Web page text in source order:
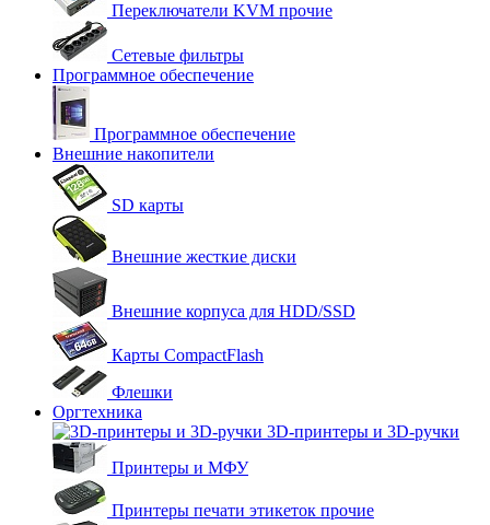
Переключатели KVM прочие
Сетевые фильтры
Программное обеспечение
Программное обеспечение
Внешние накопители
SD карты
Внешние жесткие диски
Внешние корпуса для HDD/SSD
Карты CompactFlash
Флешки
Оргтехника
3D-принтеры и 3D-ручки
Принтеры и МФУ
Принтеры печати этикеток прочие